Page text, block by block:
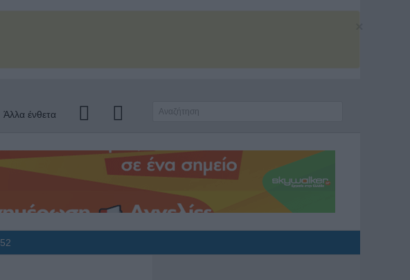
Άλλα ένθετα